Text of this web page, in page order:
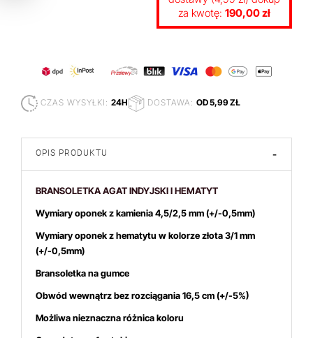
za kwotę: 190,00 zł
CZAS WYSYŁKI: 24H DOSTAWA: OD 5,99 ZŁ
OPIS PRODUKTU -
BRANSOLETKA AGAT INDYJSKI I HEMATYT
Wymiary oponek z kamienia 4,5/2,5 mm(+/-0,5mm)
Wymiary oponek z hematytu w kolorze złota 3/1 mm
(+/-0,5mm)
Bransoletka na gumce
Obwód wewnątrz bez rozciągania 16,5 cm (+/-5%)
Możliwa nieznaczna różnica koloru